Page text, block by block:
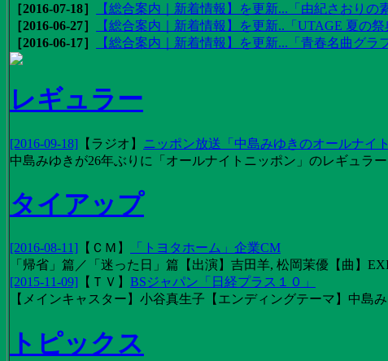
［2016-07-18］
【総合案内｜新着情報】を更新...「由紀さおりの
［2016-06-27］
【総合案内｜新着情報】を更新..「UTAGE 夏の
［2016-06-17］
【総合案内｜新着情報】を更新...「青春名曲グ
レギュラー
[2016-09-18] 【 ラジオ 】 ニッポン放送「中島みゆきのオールナイ
中島みゆきが26年ぶりに「オールナイトニッポン」のレギュラ
タイアップ
[2016-08-11] 【 ＣＭ 】
「トヨタホーム」企業CM
「帰省」篇／「迷った日」篇【出演】吉田羊, 松岡茉優【曲】
[2015-11-09] 【 ＴＶ 】 BSジャパン「日経プラス１０」
【メインキャスター】小谷真生子【エンディングテーマ】中島
トピックス